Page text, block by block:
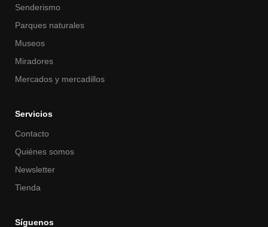
Senderismo
Parques naturales
Museos
Miradores
Mercados y mercadillos
Servicios
Contacto
Quiénes somos
Newsletter
Tienda
Síguenos